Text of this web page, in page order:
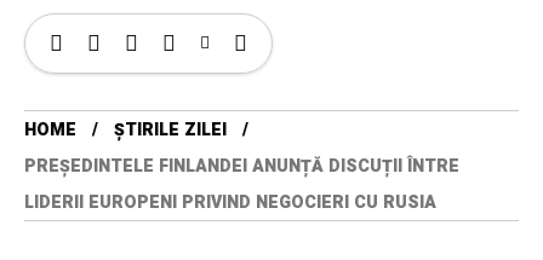
HOME
ȘTIRILE ZILEI
PREȘEDINTELE FINLANDEI ANUNȚĂ DISCUȚII ÎNTRE
LIDERII EUROPENI PRIVIND NEGOCIERI CU RUSIA